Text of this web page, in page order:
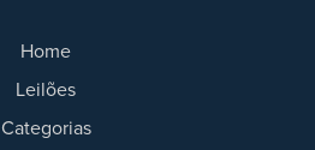
Home
Leilões
Categorias